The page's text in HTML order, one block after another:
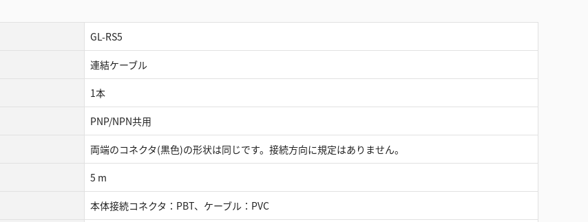
GL-RS5
連結ケーブル
1本
PNP/NPN共用
両端のコネクタ(黒色)の形状は同じです。接続方向に規定はありません。
5 m
本体接続コネクタ：PBT、ケーブル：PVC